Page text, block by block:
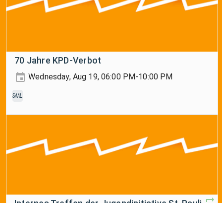
70 Jahre KPD-Verbot
Wednesday, Aug 19, 06:00 PM-10:00 PM
Saal